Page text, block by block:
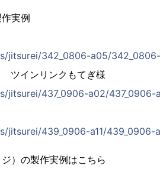
実例
jitsurei/342_0806-a05/
ツインリンクもてぎ様
437_0906-a02/437_0906-
439_0906-a11/439_0906-
）の製作実例はこちら